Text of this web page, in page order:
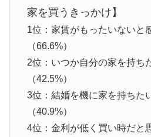
家を買うきっかけ】
1位：家賃がもったいないと
（66.6%）
2位：いつか自分の家を持ち
（42.5%）
3位：結婚を機に家を持ちた
（40.9%）
4位：金利が低く買い時だと